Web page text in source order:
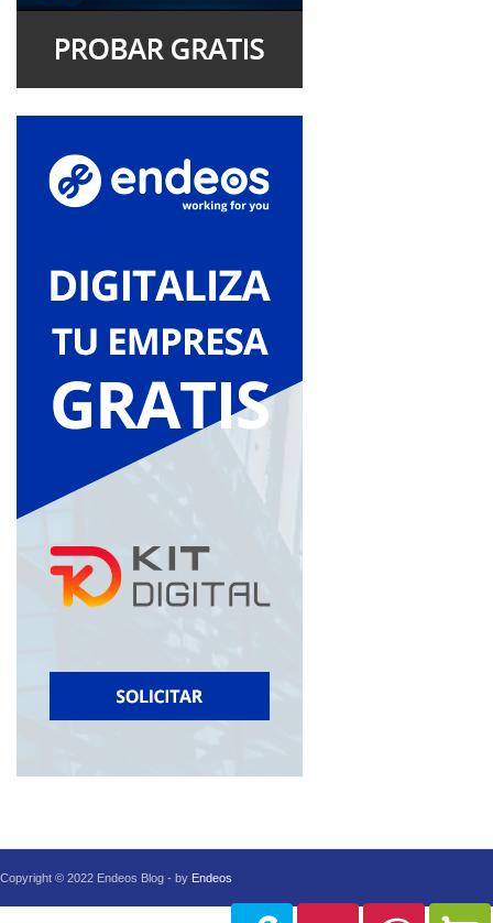
Copyright © 2022 Endeos Blog - by Endeos